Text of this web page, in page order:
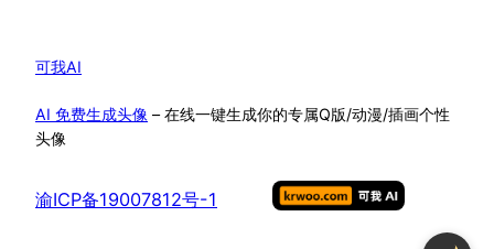
可我AI
AI 免费生成头像 – 在线一键生成你的专属Q版/动漫/插画个性
头像
渝ICP备19007812号-1